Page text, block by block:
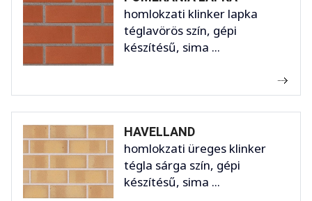
homlokzati klinker lapka
téglavörös szín, gépi
készítésű, sima ...
HAVELLAND
homlokzati üreges klinker
tégla sárga szín, gépi
készítésű, sima ...